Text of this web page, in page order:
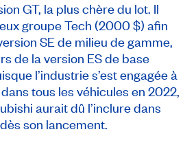
GT, la plus chère du lot. Il
groupe Tech (2000 $) afin
SE de milieu de gamme,
de la version ES de base
l’industrie s’est engagée à
tous les véhicules en 2022,
aurait dû l’inclure dans
son lancement.